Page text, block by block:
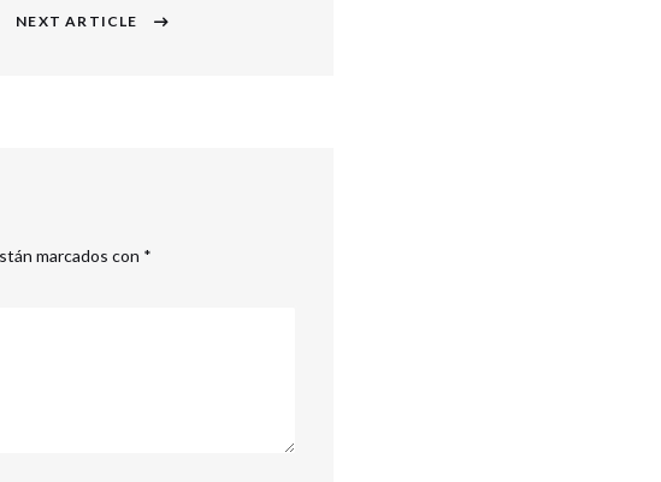
NEXT ARTICLE
marcados con *